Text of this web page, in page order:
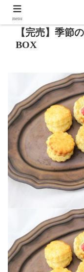
【完売】季節
BOX
menu